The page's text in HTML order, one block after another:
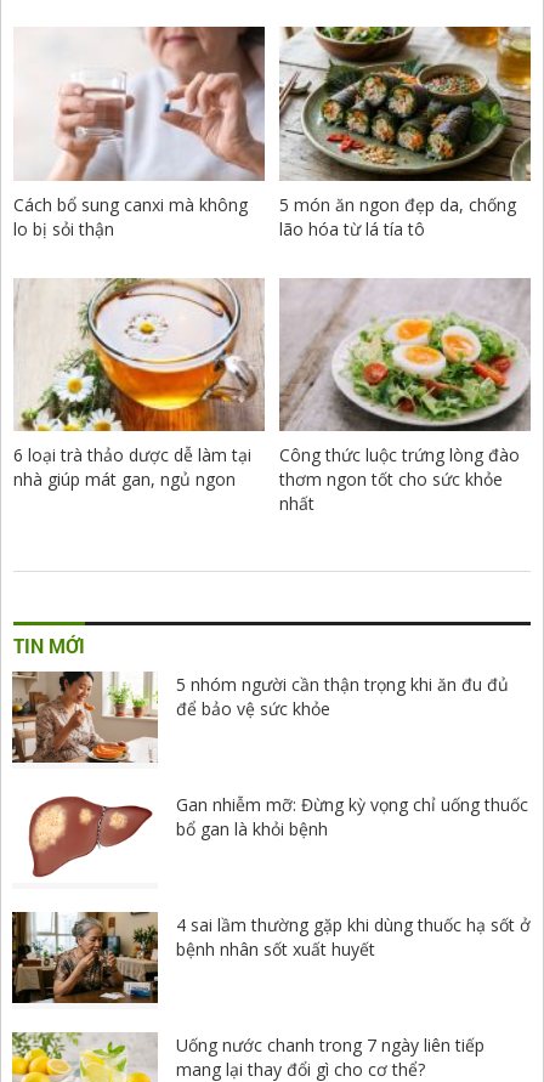
Cách bổ sung canxi mà không
lo bị sỏi thận
5 món ăn ngon đẹp da, chống
lão hóa từ lá tía tô
6 loại trà thảo dược dễ làm tại
nhà giúp mát gan, ngủ ngon
Công thức luộc trứng lòng đào
thơm ngon tốt cho sức khỏe
nhất
TIN MỚI
5 nhóm người cần thận trọng khi ăn đu đủ
để bảo vệ sức khỏe
Gan nhiễm mỡ: Đừng kỳ vọng chỉ uống thuốc
bổ gan là khỏi bệnh
4 sai lầm thường gặp khi dùng thuốc hạ sốt ở
bệnh nhân sốt xuất huyết
Uống nước chanh trong 7 ngày liên tiếp
mang lại thay đổi gì cho cơ thể?